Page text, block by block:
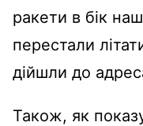
ракети в бік
перестали
дійшли до
Також, як